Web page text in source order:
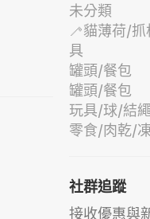
未分類
🦯貓薄荷/
具
罐頭/餐包
罐頭/餐包
玩具/球/結繩
零食/肉乾/
社群追蹤
接收優惠與